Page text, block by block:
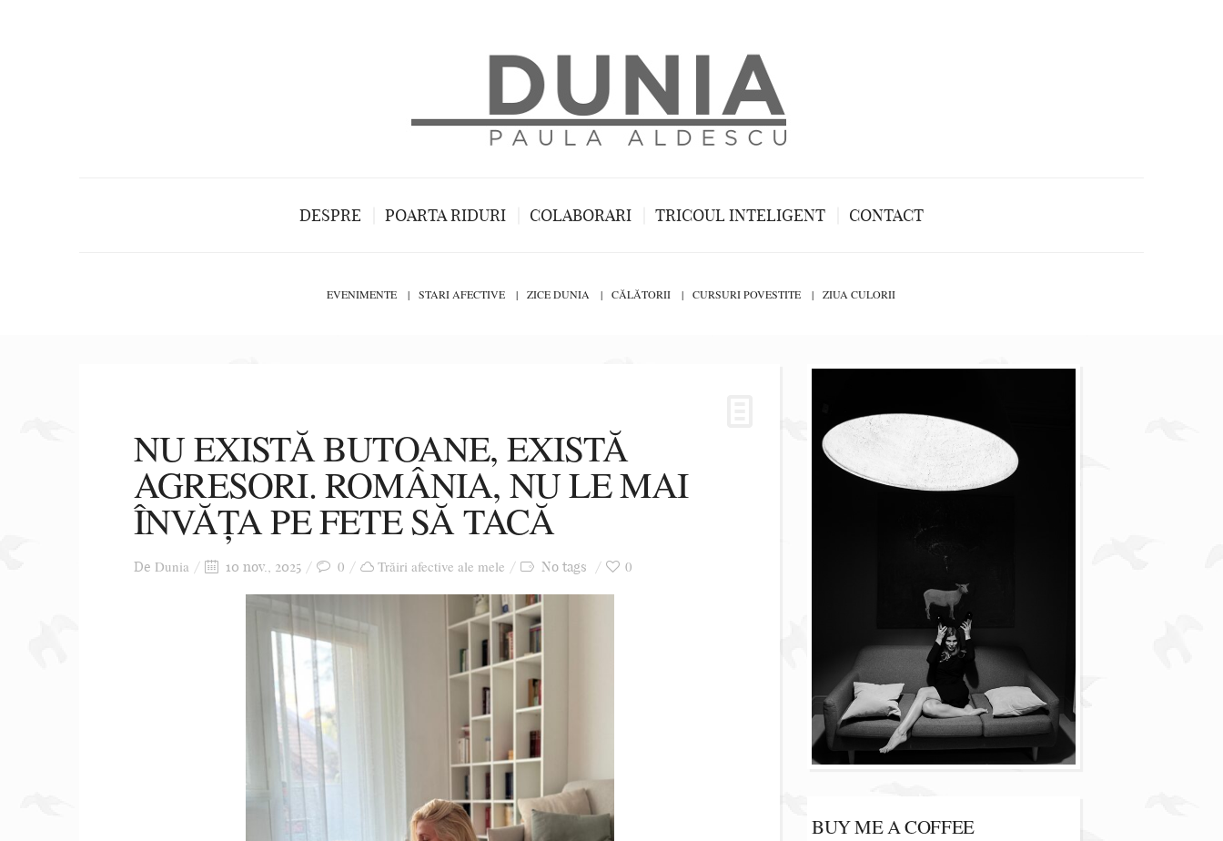
DESPRE POARTA RIDURI COLABORARI TRICOUL INTELIGENT CONTACT
EVENIMENTE STARI AFECTIVE ZICE DUNIA CĂLĂTORII CURSURI POVESTITE ZIUA CULORII
NU EXISTĂ BUTOANE, EXISTĂ
AGRESORI. ROMÂNIA, NU LE MAI
ÎNVĂȚA PE FETE SĂ TACĂ
De Dunia 10 nov., 2025 0 Trăiri afective ale mele No tags 0
BUY ME A COFFEE